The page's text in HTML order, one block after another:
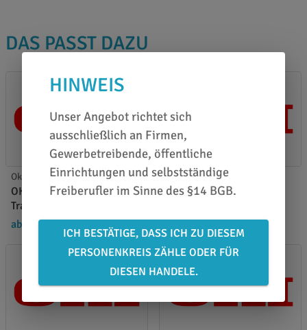
DAS PASST DAZU
Oki Weißtoner
OKI Pro7411WT
Transportband
ab 160,30 €
Oki Weißtoner
OKI Pro7411WT Toner
HINWEIS
Unser Angebot richtet sich
ausschließlich an Firmen,
Gewerbetreibende, öffentliche
Einrichtungen und selbstständige
Freiberufler im Sinne des §14 BGB.
ICH BESTÄTIGE, DASS ICH ZU DIESEM
PERSONENKREIS ZÄHLE ODER FÜR
DIESEN HANDELE.